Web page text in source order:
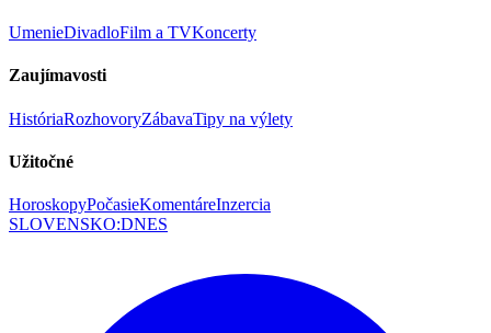
UmenieDivadloFilm a TVKoncerty
Zaujímavosti
HistóriaRozhovoryZábavaTipy na výlety
Užitočné
HoroskopyPočasieKomentáreInzercia
SLOVENSKO:DNES